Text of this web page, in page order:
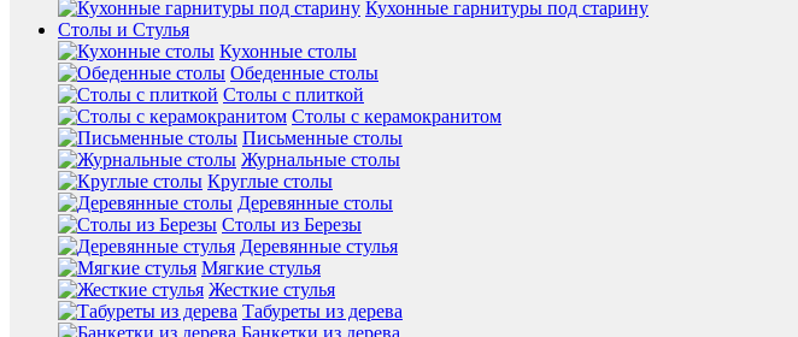
Кухонные гарнитуры под старину
Столы и Стулья
Кухонные столы
Обеденные столы
Столы с плиткой
Столы с керамокранитом
Письменные столы
Журнальные столы
Круглые столы
Деревянные столы
Столы из Березы
Деревянные стулья
Мягкие стулья
Жесткие стулья
Табуреты из дерева
Банкетки из дерева